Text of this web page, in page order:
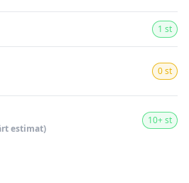
1 st
0 st
estimat)
10+ st